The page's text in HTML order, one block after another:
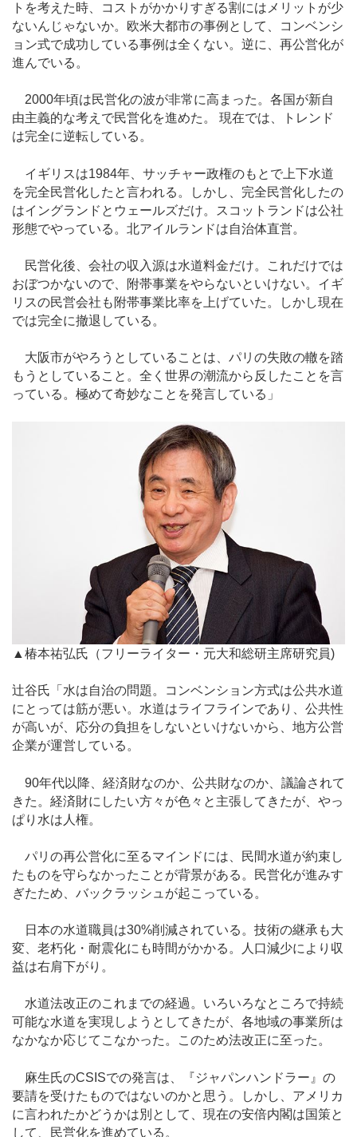
トを考えた時、コストがかかりすぎる割にはメリットが少
ないんじゃないか。欧米大都市の事例として、コンベンシ
ョン式で成功している事例は全くない。逆に、再公営化が
進んでいる。
2000年頃は民営化の波が非常に高まった。各国が新自
由主義的な考えで民営化を進めた。 現在では、トレンド
は完全に逆転している。
イギリスは1984年、サッチャー政権のもとで上下水道
を完全民営化したと言われる。しかし、完全民営化したの
はイングランドとウェールズだけ。スコットランドは公社
形態でやっている。北アイルランドは自治体直営。
民営化後、会社の収入源は水道料金だけ。これだけでは
おぼつかないので、附帯事業をやらないといけない。イギ
リスの民営会社も附帯事業比率を上げていた。しかし現在
では完全に撤退している。
大阪市がやろうとしていることは、パリの失敗の轍を踏
もうとしていること。全く世界の潮流から反したことを言
っている。極めて奇妙なことを発言している」
▲椿本祐弘氏（フリーライター・元大和総研主席研究員)
辻谷氏「水は自治の問題。コンベンション方式は公共水道
にとっては筋が悪い。水道はライフラインであり、公共性
が高いが、応分の負担をしないといけないから、地方公営
企業が運営している。
90年代以降、経済財なのか、公共財なのか、議論されて
きた。経済財にしたい方々が色々と主張してきたが、やっ
ぱり水は人権。
パリの再公営化に至るマインドには、民間水道が約束し
たものを守らなかったことが背景がある。民営化が進みす
ぎたため、バックラッシュが起こっている。
日本の水道職員は30%削減されている。技術の継承も大
変、老朽化・耐震化にも時間がかかる。人口減少により収
益は右肩下がり。
水道法改正のこれまでの経過。いろいろなところで持続
可能な水道を実現しようとしてきたが、各地域の事業所は
なかなか応じてこなかった。このため法改正に至った。
麻生氏のCSISでの発言は、『ジャパンハンドラー』の
要請を受けたものではないのかと思う。しかし、アメリカ
に言われたかどうかは別として、現在の安倍内閣は国策と
して、民営化を進めている。